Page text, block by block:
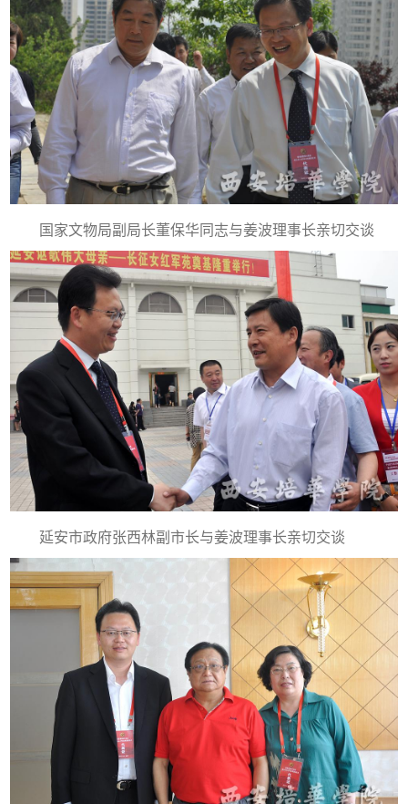
国家文物局副局长董保华同志与姜波理事长亲切交谈
延安市政府张西林副市长与姜波理事长亲切交谈